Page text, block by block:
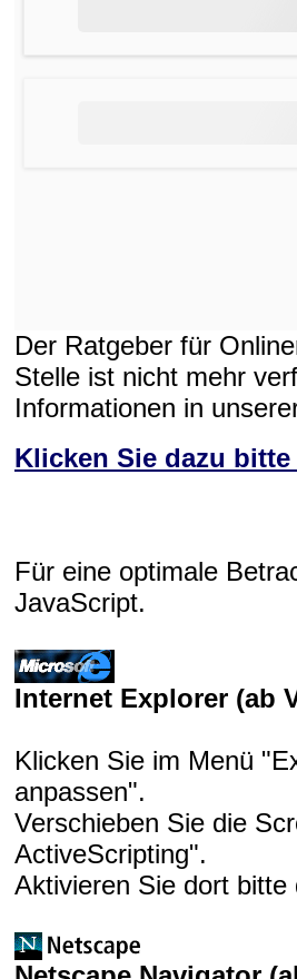
Der Ratgeber für
Stelle ist nicht mehr
Informationen in
Klicken Sie dazu
Für eine optimale
JavaScript.
Internet Explorer (ab
Klicken Sie im Menü
anpassen".
Verschieben Sie die
ActiveScripting".
Aktivieren Sie dort